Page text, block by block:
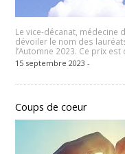
Le vice-décanat, médecine
dévoiler le nom des
l’Automne 2023. Ce prix
15 septembre 2023 -
Coups de coeur